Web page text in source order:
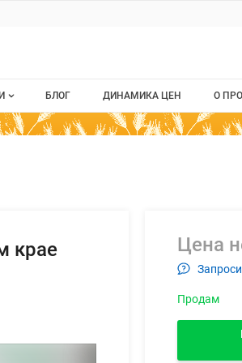
рынка
БЛОГ ДИНАМИКА ЦЕН О
О
и Алтайском
крае Цена
Продам